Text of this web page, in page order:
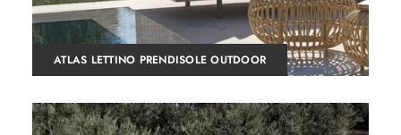
ATLAS LETTINO PRENDISOLE OUTDOOR